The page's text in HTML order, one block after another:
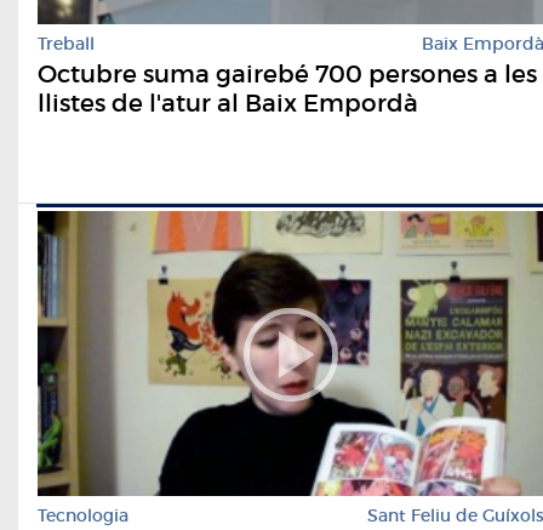
Treball Baix Empordà
Octubre suma gairebé 700 persones a les
llistes de l'atur al Baix Empordà
Tecnologia Sant Feliu de Guíxols